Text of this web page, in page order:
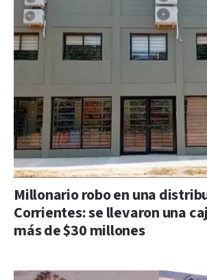
Millonario robo en una
Corrientes: se llevaron una
más de $30 millones